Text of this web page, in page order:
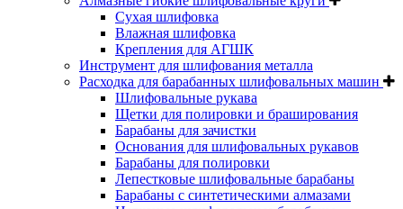
Cухая шлифовка
Влажная шлифовка
Крепления для АГШК
Инструмент для шлифования металла
Расходка для барабанных шлифовальных машин
Шлифовальные рукава
Щетки для полировки и браширования
Барабаны для зачистки
Основания для шлифовальных рукавов
Барабаны для полировки
Лепестковые шлифовальные барабаны
Барабаны с синтетическими алмазами